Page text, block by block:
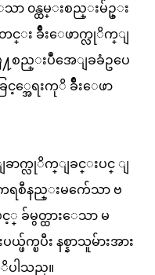
ာ ၀န္ထမ္းစည္းမ်ဥ္း
တင္း ခ်ဳိးေဖာက္လုိက္ျ
႔စည္းပဳံအေျခခံဥပေ
အေရးကုိ ခ်ဳိးေဖာ
ာက္လုိက္ျခင္းပင္ ျ
ေရစီနည္းမက်ေသာ ဗ
င့္ ခ်မွတ္ထားေသာ မ
က္ၿပီး နစ္နာသူမ်ားအား
ပါသည္။